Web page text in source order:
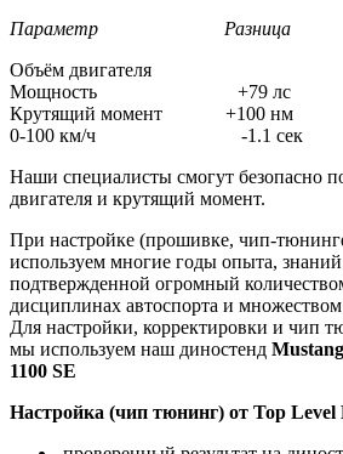
Параметр Разница
Объём двигателя
Мощность +79 лс
Крутящий момент +100 нм
0-100 км/ч -1.1 сек
Наши специалисты смогут безопасно
двигателя и крутящий момент.
При настройке (прошивке, чип-
используем многие годы опыта,
подтвержденной огромный
дисциплинах автоспорта и множеством
Для настройки, корректировки и чип
мы используем наш диностенд
1100 SE
Настройка (чип тюнинг) от Top Level